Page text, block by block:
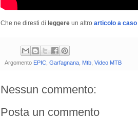
Che ne diresti di leggere un altro articolo a caso
Argomento EPIC Garfagnana Mtb Video MTB
Nessun commento:
Posta un commento